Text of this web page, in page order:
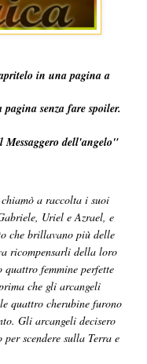
in una pagina a
senza fare spoiler.
dell'angelo"
a raccolta i suoi
Uriel e Azrael, e
che brillavano più delle
ricompensarli della loro
femmine perfette
che gli arcangeli
quattro cherubine furono
Gli arcangeli decisero
scendere sulla Terra e